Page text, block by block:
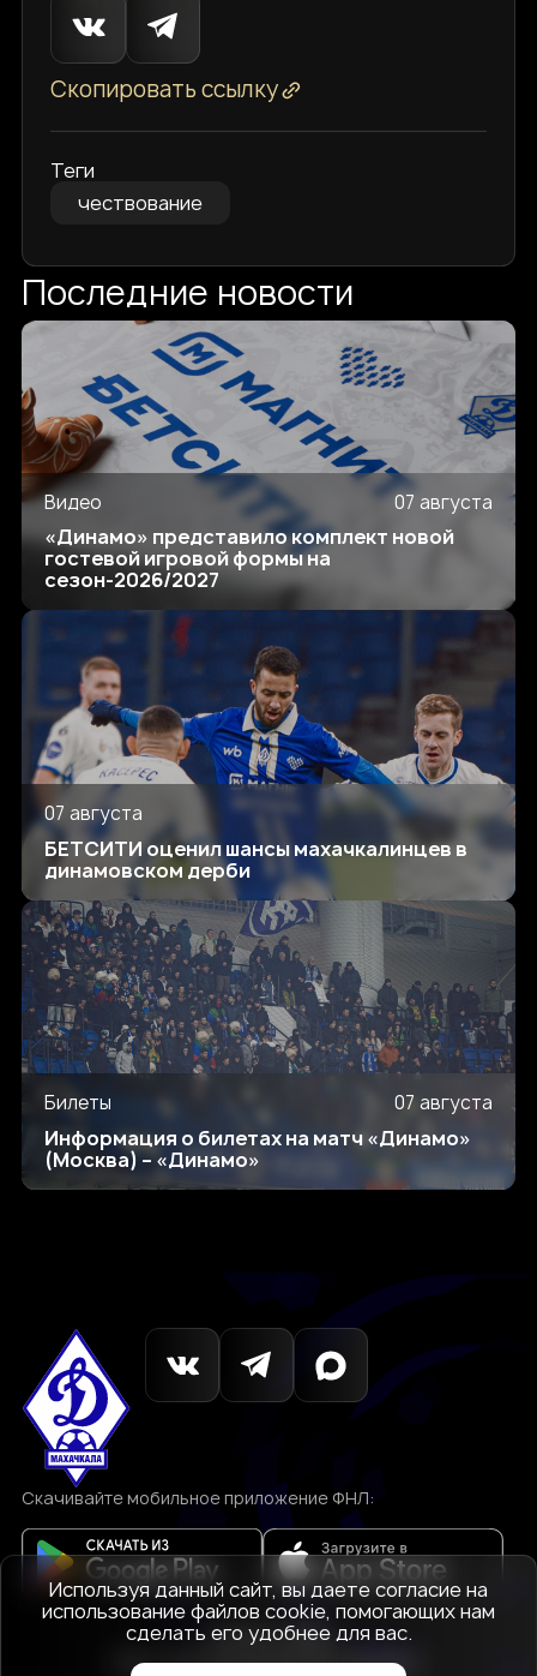
Скопировать ссылку
Теги
чествование
Последние новости
Видео 07 августа
«Динамо» представило комплект новой
гостевой игровой формы на
сезон-2026/2027
07 августа
БЕТСИТИ оценил шансы махачкалинцев в
динамовском дерби
Билеты 07 августа
Информация о билетах на матч «Динамо»
(Москва) – «Динамо»
Скачивайте мобильное приложение ФНЛ:
© 1927-2026
АНО «Футбольный клуб Динамо»
Используя данный сайт, вы даете согласие на
использование файлов cookie, помогающих нам
сделать его удобнее для вас.